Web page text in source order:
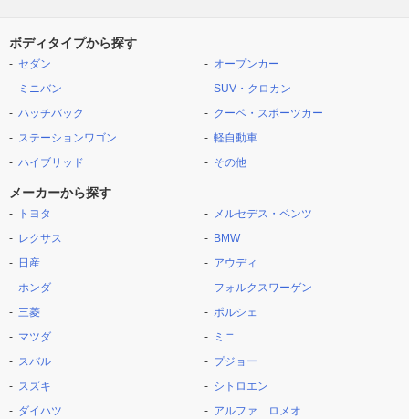
ボディタイプから探す
セダン
ミニバン
ハッチバック
ステーションワゴン
ハイブリッド
オープンカー
SUV・クロカン
クーペ・スポーツカー
軽自動車
その他
メーカーから探す
トヨタ
レクサス
日産
ホンダ
三菱
マツダ
スバル
スズキ
ダイハツ
メルセデス・ベンツ
BMW
アウディ
フォルクスワーゲン
ポルシェ
ミニ
プジョー
シトロエン
アルファ ロメオ